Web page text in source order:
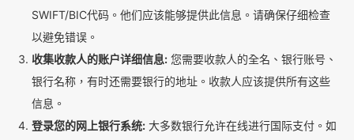
SWIFT/BIC代码。他们应该能够提供此信息。请确保仔细检查
以避免错误。
收集收款人的账户详细信息: 您需要收款人的全名、银行账号、
银行名称，有时还需要银行的地址。收款人应该提供所有这些
信息。
登录您的网上银行系统: 大多数银行允许在线进行国际支付。如